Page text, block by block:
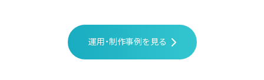
運用・制作事例を見る